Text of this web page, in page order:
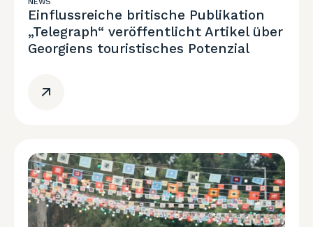
Einflussreiche britische Publikation
„Telegraph“ veröffentlicht Artikel über
Georgiens touristisches Potenzial